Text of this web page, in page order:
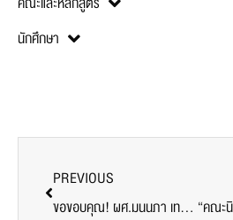
นักศึกษา
PREVIOUS
ขอขอบคุณ! ผศ.มนนภา เทพสุด มอบอาหารว่าง สนับสนุนบุคลากรทางการแพทย์ อาสาสมัคร ศูนย์ฉีดวัคซีน มหาวิทยาลัยศรีปทุม